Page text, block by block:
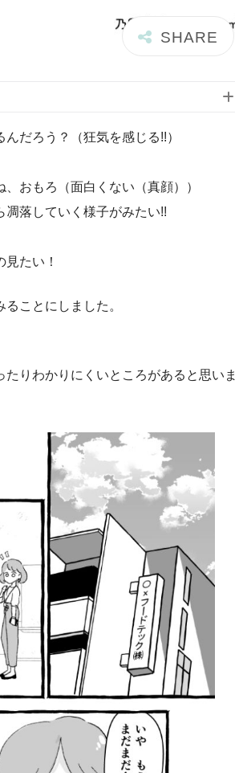
だろう？（狂気を感じる!!）
おもろ（面白くない（真顔））
落していく様子がみたい!!
たい！
ことにしました。
りわかりにくいところがあると思いま